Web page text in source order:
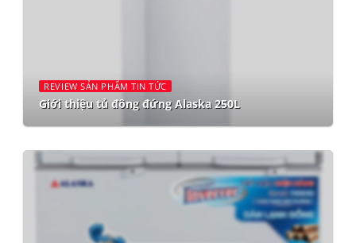
REVIEW SẢN PHẨM TIN TỨC
Giới thiệu tủ đông đứng Alaska 250L